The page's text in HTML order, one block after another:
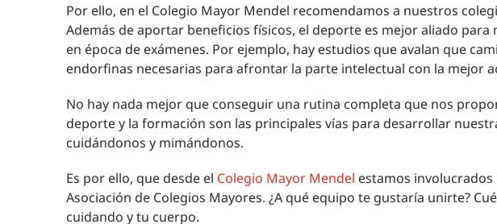
Por ello, en el Colegio Mayor Mendel recomendamos a nuestros
Además de aportar beneficios físicos, el deporte es mejor aliado
en época de exámenes. Por ejemplo, hay estudios que avalan que
endorfinas necesarias para afrontar la parte intelectual con la mejor
No hay nada mejor que conseguir una rutina completa que nos
deporte y la formación son las principales vías para desarrollar
cuidándonos y mimándonos.
Es por ello, que desde el Colegio Mayor Mendel estamos involucrados
Asociación de Colegios Mayores. ¿A qué equipo te gustaría unirte?
cuidando y tu cuerpo.